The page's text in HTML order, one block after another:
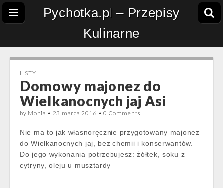
Pychotka.pl – Przepisy
Kulinarne
LISTY
Domowy majonez do
Wielkanocnych jaj Asi
by Monia • 23 marca 2016 • 0 Comments
Nie ma to jak własnoręcznie przygotowany majonez
do Wielkanocnych jaj, bez chemii i konserwantów.
Do jego wykonania potrzebujesz: żółtek, soku z
cytryny, oleju u musztardy.